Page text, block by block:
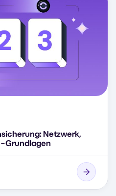
Netzwerk,
Grundlagen